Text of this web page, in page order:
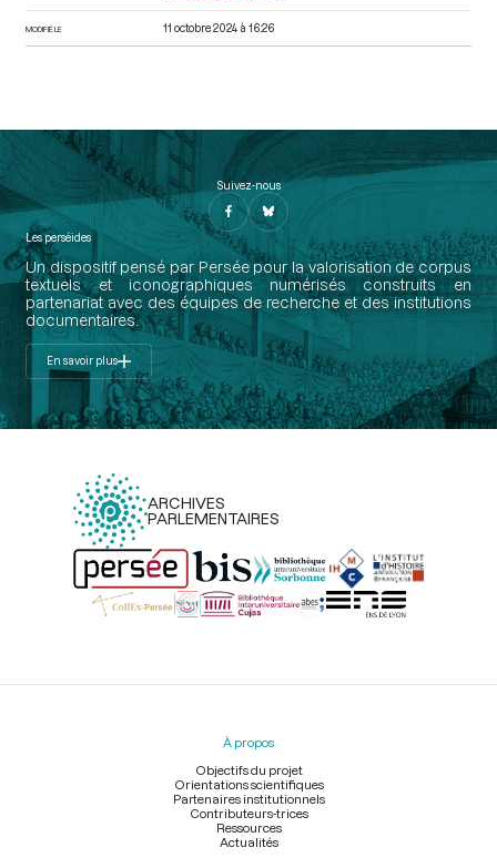
MODIFIÉ LE 11 octobre 2024 à 16:26
Suivez-nous
Les perséides
Un dispositif pensé par Persée pour la valorisation de corpus
textuels et iconographiques numérisés construits en
partenariat avec des équipes de recherche et des institutions
documentaires.
En savoir plus
ARCHIVES
PARLEMENTAIRES
Menu
À propos
Objectifs du projet
Orientations scientifiques
Partenaires institutionnels
Contributeurs-trices
Ressources
Actualités